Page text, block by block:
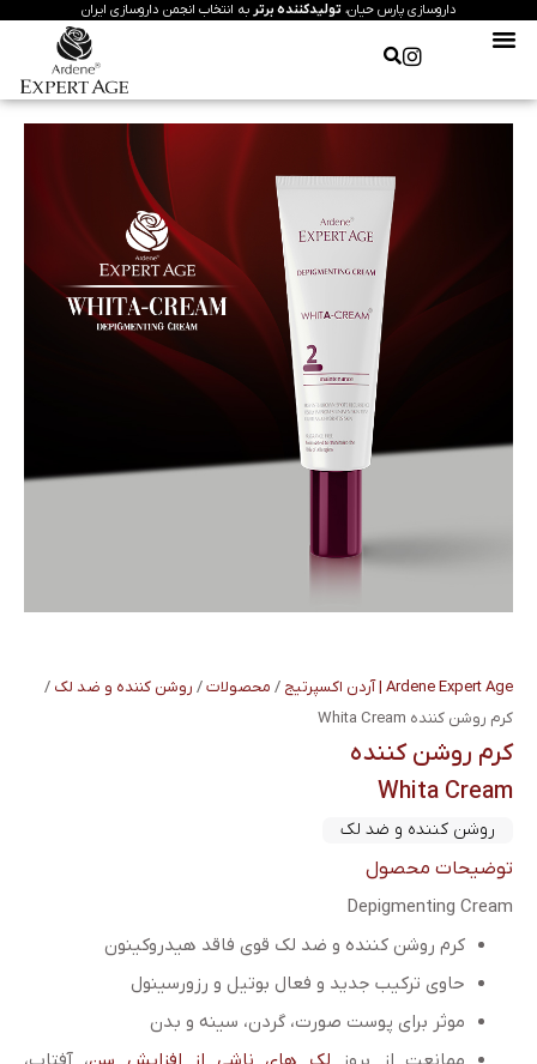
داروسازی پارس حیان،تولیدکننده برتر به انتخاب انجمن داروسازی ایران
Ardene Expert Age | آردن اکسپرتیج / محصولات/ روشن کننده و ضد لک /
کرم روشن کننده Whita Cream
کرم روشن کننده
Whita Cream
روشن کننده و ضد لک
توضیحات محصول
Depigmenting Cream
کرم روشن کننده و ضد لک قوی فاقد هیدروکینون
حاوی ترکیب جدید و فعال بوتیل و رزورسینول
موثر برای پوست صورت، گردن، سینه و بدن